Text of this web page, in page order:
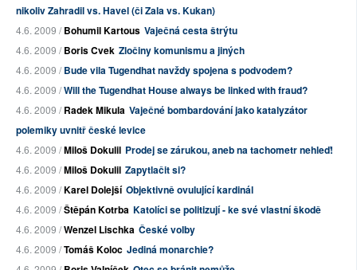
nikoliv Zahradil vs. Havel (či Zala vs. Kukan)
4.6. 2009 /Bohumil Kartous Vaječná cesta štrýtu
4.6. 2009 /Boris Cvek Zločiny komunismu a jiných
4.6. 2009 /Bude vila Tugendhat navždy spojena s podvodem?
4.6. 2009 /Will the Tugendhat House always be linked with fraud?
4.6. 2009 /Radek Mikula Vaječné bombardování jako katalyzátor
polemiky uvnitř české levice
4.6. 2009 /Miloš Dokulil Prodej se zárukou, aneb na tachometr nehleď!
4.6. 2009 /Miloš Dokulil Zapytlačit si?
4.6. 2009 /Karel Dolejší Objektivně ovulující kardinál
4.6. 2009 /Štěpán Kotrba Katolíci se politizují - ke své vlastní škodě
4.6. 2009 /Wenzel Lischka České volby
4.6. 2009 /Tomáš Koloc Jediná monarchie?